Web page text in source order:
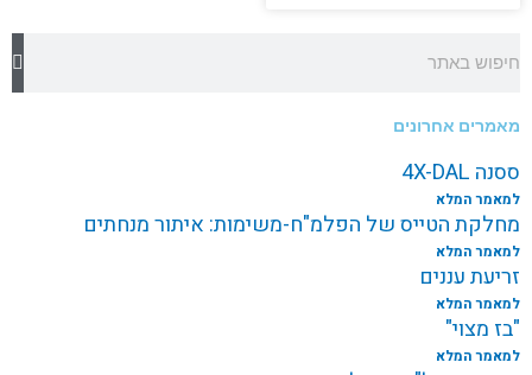
מאמרים אחרונים
ססנה 4X-DAL
למאמר המלא
מחלקת הטייס של הפלמ"ח-משימות: איתור מנחתים
למאמר המלא
זריעת עננים
למאמר המלא
"בז מצוי"
למאמר המלא